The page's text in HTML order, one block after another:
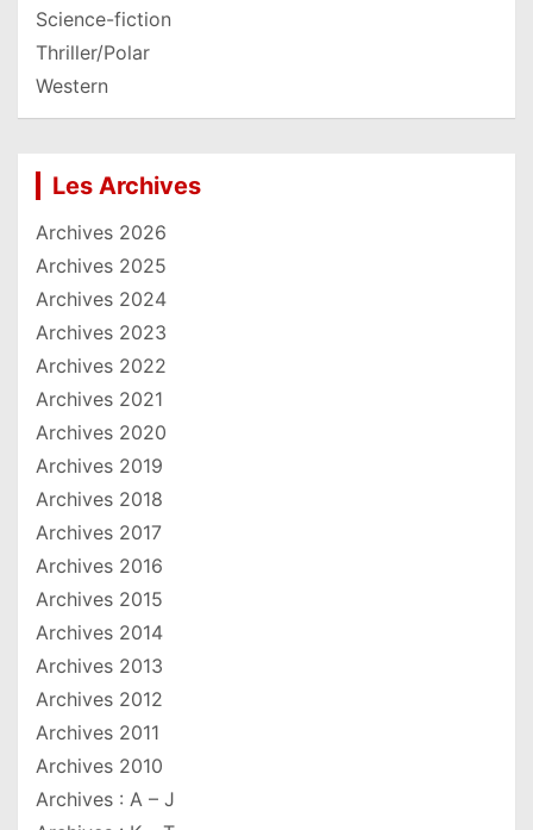
Science-fiction
Thriller/Polar
Western
Les Archives
Archives 2026
Archives 2025
Archives 2024
Archives 2023
Archives 2022
Archives 2021
Archives 2020
Archives 2019
Archives 2018
Archives 2017
Archives 2016
Archives 2015
Archives 2014
Archives 2013
Archives 2012
Archives 2011
Archives 2010
Archives : A – J